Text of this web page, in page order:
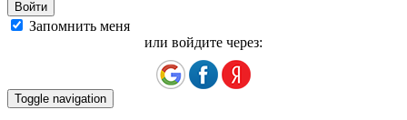
Запомнить меня
или войдите через:
Toggle navigation